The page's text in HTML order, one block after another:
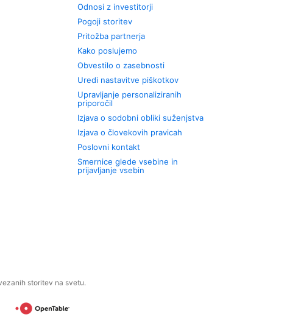
Odnosi z investitorji
Pogoji storitev
Pritožba partnerja
Kako poslujemo
Obvestilo o zasebnosti
Uredi nastavitve piškotkov
Upravljanje personaliziranih
priporočil
Izjava o sodobni obliki suženjstva
Izjava o človekovih pravicah
Poslovni kontakt
Smernice glede vsebine in
prijavljanje vsebin
storitev na svetu.